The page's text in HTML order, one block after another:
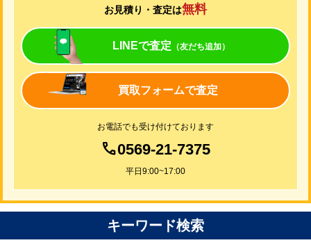
お見積り・査定は無料
LINEで査定 （友だち追加）
買取フォームで査定
お電話でも受け付けております
0569-21-7375
平日9:00~17:00
キーワード検索